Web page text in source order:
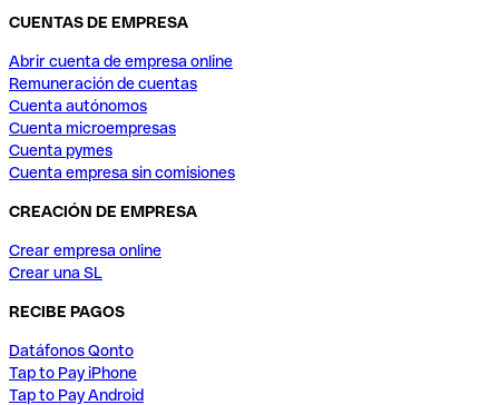
CUENTAS DE EMPRESA
Abrir cuenta de empresa online
Remuneración de cuentas
Cuenta autónomos
Cuenta microempresas
Cuenta pymes
Cuenta empresa sin comisiones
CREACIÓN DE EMPRESA
Crear empresa online
Crear una SL
RECIBE PAGOS
Datáfonos Qonto
Tap to Pay iPhone
Tap to Pay Android